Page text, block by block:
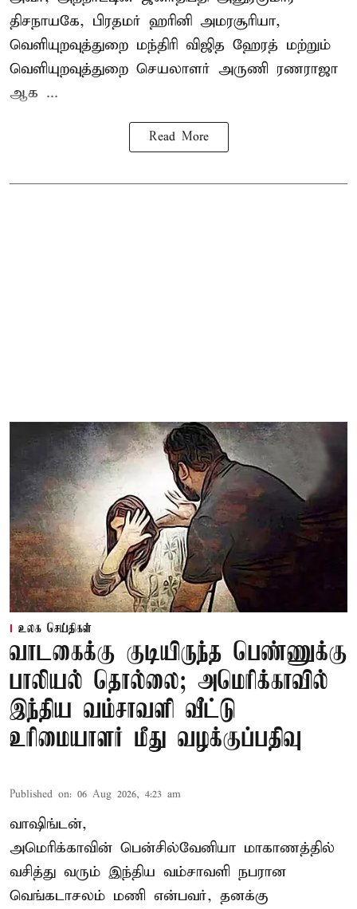
திசநாயகே, பிரதமர் ஹரினி அமரசூரியா,
வெளியுறவுத்துறை மந்திரி விஜித ஹேரத் மற்றும்
வெளியுறவுத்துறை செயலாளர் அருணி ரணராஜா
ஆக ...
Read More
உலக செய்திகள்
வாடகைக்கு குடியிருந்த பெண்ணுக்கு
பாலியல் தொல்லை; அமெரிக்காவில்
இந்திய வம்சாவளி வீட்டு
உரிமையாளர் மீது வழக்குப்பதிவு
Published on: 06 Aug 2026, 4:23 am
வாஷிங்டன்,
அமெரிக்காவின் பென்சில்வேனியா மாகாணத்தில்
வசித்து வரும் இந்திய வம்சாவளி நபரான
வெங்கடாசலம் மணி என்பவர், தனக்கு